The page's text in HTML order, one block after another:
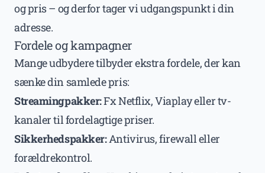
og pris – og derfor tager vi udgangspunkt i din
adresse.
Fordele og kampagner
Mange udbydere tilbyder ekstra fordele, der kan
sænke din samlede pris:
Streamingpakker:Fx Netflix, Viaplay eller tv-
kanaler til fordelagtige priser.
Sikkerhedspakker:Antivirus, firewall eller
forældrekontrol.